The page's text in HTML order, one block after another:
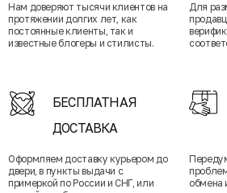
Нам доверяют тысячи клиентов на
протяжении долгих лет, как
постоянные клиенты, так и
известные блогеры и стилисты.
Для
БЕСПЛАТНАЯ
ДОСТАВКА
Оформляем доставку курьером до
двери, в пункты выдачи с
примеркой по России и СНГ, или
обмена